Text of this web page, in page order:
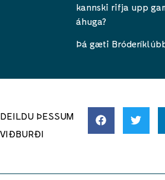
kannski rifja upp
áhuga?
Þá gæti
DEILDU ÞESSUM
VIÐBURÐI